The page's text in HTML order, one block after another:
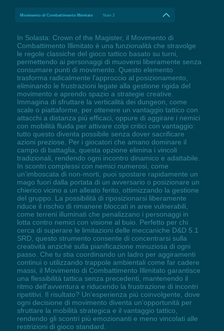
Movimento di Combattimento Illimitato Num 2
In Solasta: Crown of the Magister, il Movimento di
Combattimento Illimitato è una funzionalità che stravolge
le regole classiche del gioco tattico basato su turni,
permettendo ai personaggi di muoversi liberamente senza
consumare punti di movimento. Questo elemento
trasforma radicalmente l'approccio al posizionamento,
eliminando le frustrazioni legate alla gestione rigida del
movimento e aprendo spazio a strategie creative.
Immagina di sfruttare la verticalità dei dungeon, come
scale o piattaforme, per ottenere un vantaggio tattico con
attacchi a distanza più efficaci, oppure di aggirare i nemici
con mobilità fluida per attivare colpi critici con vantaggio:
tutto questo diventa possibile senza dover sacrificare
azioni preziose. Per i giocatori che amano dominare il
campo di battaglia, questa opzione elimina i vincoli
tradizionali, rendendo ogni incontro dinamico e adattabile.
In scontri complessi con nemici numerosi, come
un'imboscata di non-morti, puoi spostare rapidamente un
mago fuori dalla portata di un avversario o posizionare un
chierico vicino a un alleato ferito, ottimizzando la gestione
del gruppo. La possibilità di riposizionarsi liberamente
riduce il rischio di rimanere bloccati in aree vulnerabili,
come terreni illuminati che penalizzano i personaggi in
lotta contro nemici con visione al buio. Perfetto per chi
cerca di superare le limitazioni delle meccaniche D&D 5.1
SRD, questo strumento consente di concentrarsi sulla
creatività anziché sulla pianificazione minuziosa di ogni
passo. Che tu stia coordinando un ladro per aggiramenti
continui o utilizzando trappole ambientali come far cadere
massi, il Movimento di Combattimento Illimitato garantisce
una flessibilità tattica senza precedenti, mantenendo il
ritmo dell'avventura e riducendo la frustrazione di incontri
ripetitivi. Il risultato? Un'esperienza più coinvolgente, dove
ogni decisione di movimento diventa un'opportunità per
sfruttare la mobilità strategica e il vantaggio tattico,
rendendo gli scontri più emozionanti e meno vincolati alle
restrizioni di gioco standard.